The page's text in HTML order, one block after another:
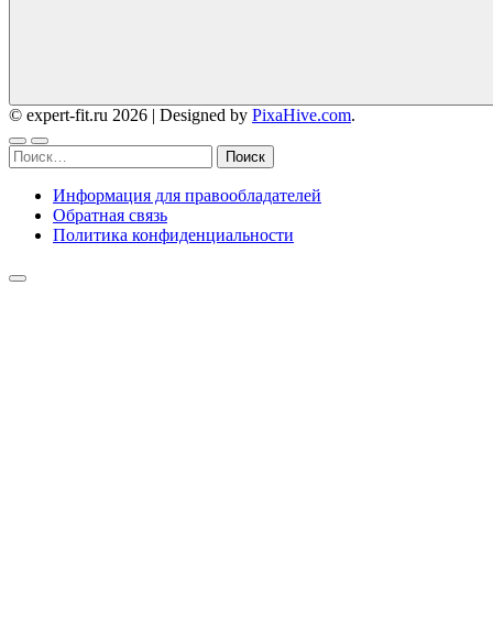
© expert-fit.ru 2026 | Designed by PixaHive.com.
Найти:
Информация для правообладателей
Обратная связь
Политика конфиденциальности